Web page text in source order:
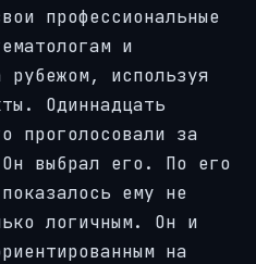
профессиональные
и
используя
Одиннадцать
проголосовали за
выбрал его. По его
ему не
логичным. Он и
на